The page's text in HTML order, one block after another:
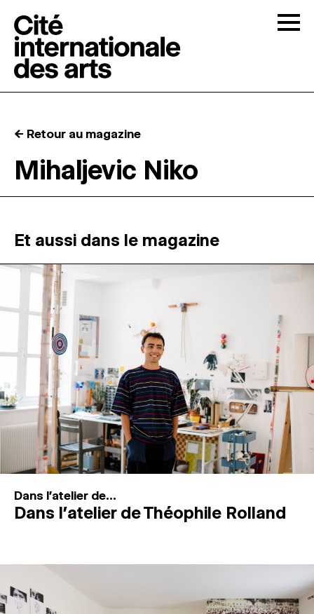
RÉSIDENCES ↓
ATELIERS OUVERTS
PROGRAMMATION
MAGAZINE
ESPACES DE PRATIQUE ARTISTIQUE ↓
Recherche
Connexion
← Retour au magazine
Mihaljevic Niko
Et aussi dans le magazine
Dans l'atelier de...
Dans l’atelier de Théophile Rolland